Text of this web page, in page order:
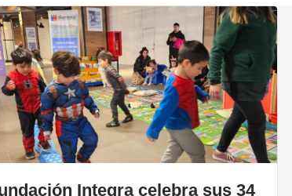
Integra celebra sus 34